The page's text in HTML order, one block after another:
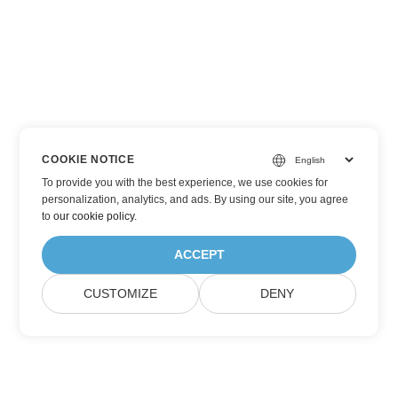
COOKIE NOTICE
To provide you with the best experience, we use cookies for
personalization, analytics, and ads. By using our site, you agree
toour cookie policy.
ACCEPT
CUSTOMIZE DENY